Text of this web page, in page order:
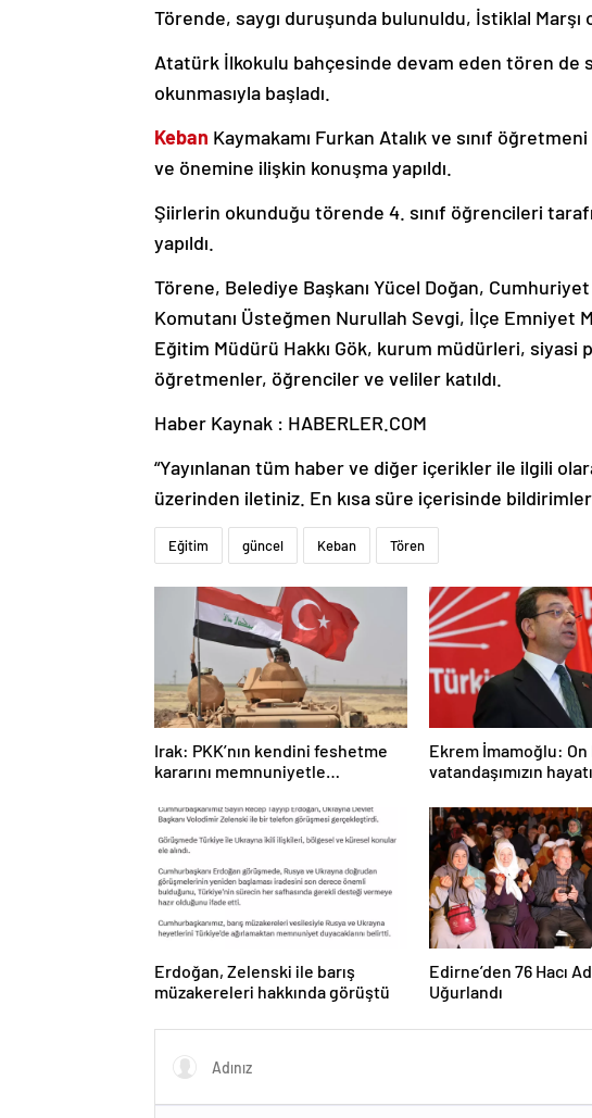
Törende, saygı duruşunda bulunuldu, İstiklal Marşı
Atatürk İlkokulu bahçesinde devam eden tören de
okunmasıyla başladı.
Keban Kaymakamı Furkan Atalık ve sınıf
ve önemine ilişkin konuşma yapıldı.
Şiirlerin okunduğu törende 4. sınıf öğrencileri
yapıldı.
Törene, Belediye Başkanı Yücel Doğan,
Komutanı Üsteğmen Nurullah Sevgi, İlçe Emniyet
Eğitim Müdürü Hakkı Gök, kurum müdürleri,
öğretmenler, öğrenciler ve veliler katıldı.
Haber Kaynak : HABERLER.COM
“Yayınlanan tüm haber ve diğer içerikler ile ilgili
üzerinden iletiniz. En kısa süre içerisinde
Eğitim güncel Keban Tören
Irak: PKK’nın kendini feshetme
kararını memnuniyetle
Ekrem İmamoğlu:
vatandaşımızın
sevindim
Erdoğan, Zelenski ile barış
müzakereleri hakkında görüştü
Edirne’den 76 Hacı
Uğurlandı